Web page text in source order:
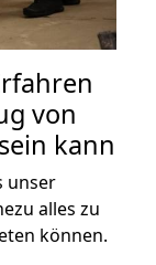
von
kann
unser
alles zu
können.